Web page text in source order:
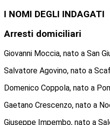
I NOMI DEGLI INDAGATI
Arresti domiciliari
Giovanni Moccia, nato a San
Salvatore Agovino, nato a
Domenico Coppola, nato a
Gaetano Crescenzo, nato a
Giuseppe Impembo, nato a